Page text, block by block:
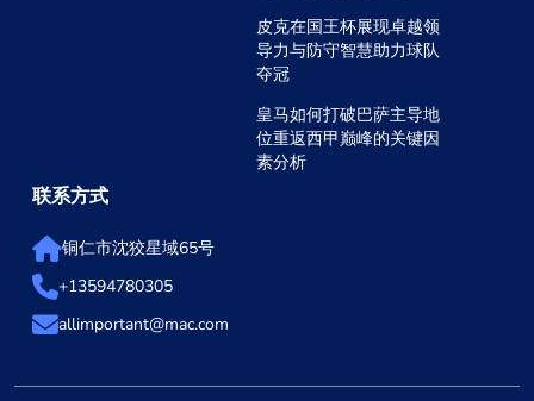
皮克在国王杯展现卓越领
导力与防守智慧助力球队
夺冠
皇马如何打破巴萨主导地
位重返西甲巅峰的关键因
素分析
联系方式
铜仁市沈狡星域65号
+13594780305
allimportant@mac.com